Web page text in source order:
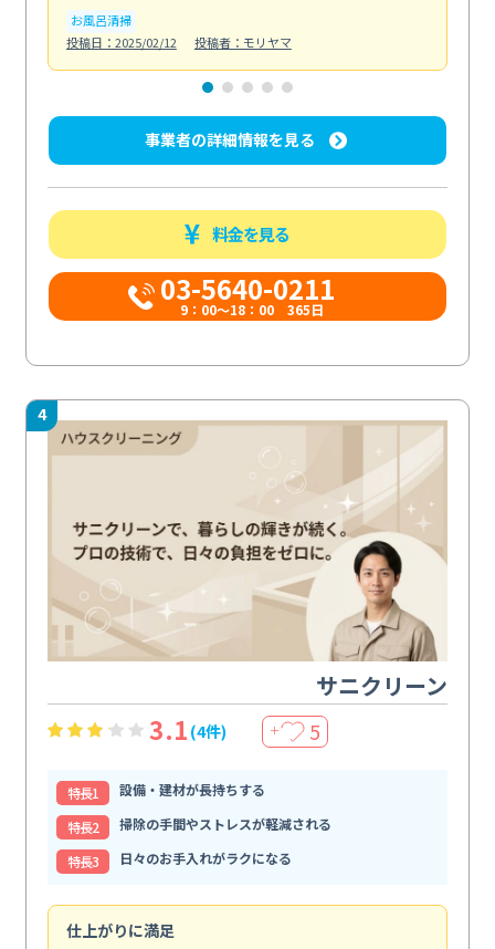
お風呂清掃
投稿日：2025/02/12
投稿者：モリヤマ
事業者の詳細情報を見る
料金を見る
03-5640-0211
9：00～18：00 365日
4
サニクリーン
3.1 (4件) ＋ 5
特⻑1
設備・建材が長持ちする
特⻑2
掃除の手間やストレスが軽減される
特⻑3
日々のお手入れがラクになる
仕上がりに満足